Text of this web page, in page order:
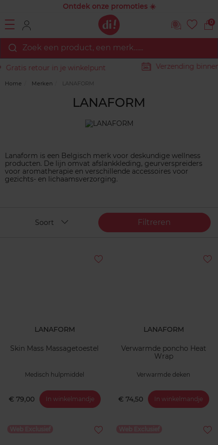
Ontdek onze promoties ☀️
0
Zoek een product, een merk…...
retour in je winkelpunt Verzending binnen
Home Merken LANAFORM
LANAFORM
Lanaform is een Belgisch merk voor deskundige wellness
producten. De lijn omvat afslankkleding, geurverspreiders
voor aromatherapie en verschillende accessoires voor
gezichts- en lichaamsverzorging.
Filtreren
Soort
LANAFORM
Skin Mass Massagetoestel
Medisch hulpmiddel
€ 79,00 In winkelmandje
LANAFORM
Verwarmde poncho Heat
Wrap
Verwarmde deken
€ 74,50 In winkelmandje